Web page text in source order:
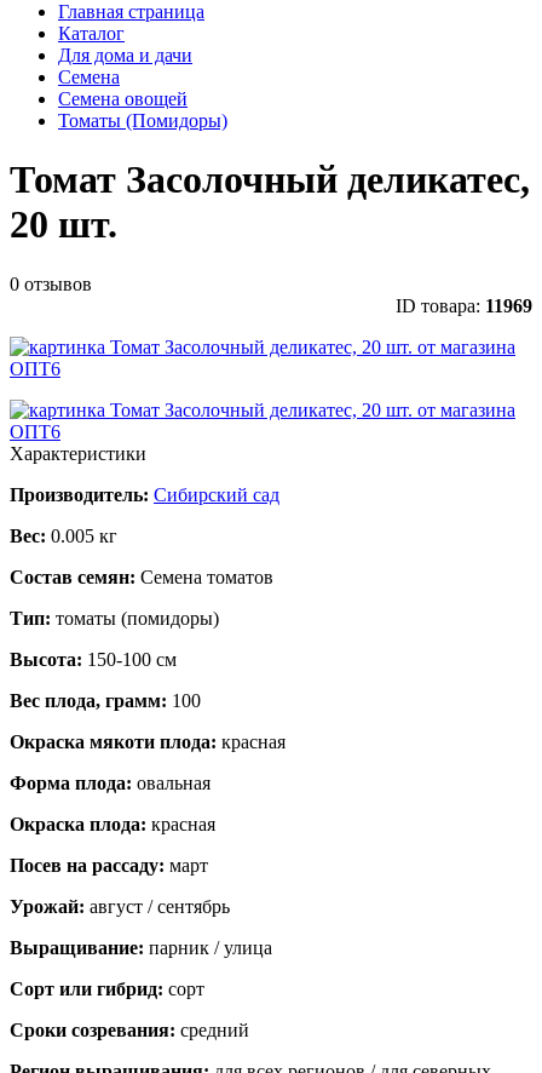
Главная страница
Каталог
Для дома и дачи
Семена
Семена овощей
Томаты (Помидоры)
Томат Засолочный деликатес,
20 шт.
0 отзывов
ID товара: 11969
Характеристики
Производитель: Сибирский сад
Вес: 0.005 кг
Состав семян: Семена томатов
Тип: томаты (помидоры)
Высота: 150-100 см
Вес плода, грамм: 100
Окраска мякоти плода: красная
Форма плода: овальная
Окраска плода: красная
Посев на рассаду: март
Урожай: август / сентябрь
Выращивание: парник / улица
Сорт или гибрид: сорт
Сроки созревания: средний